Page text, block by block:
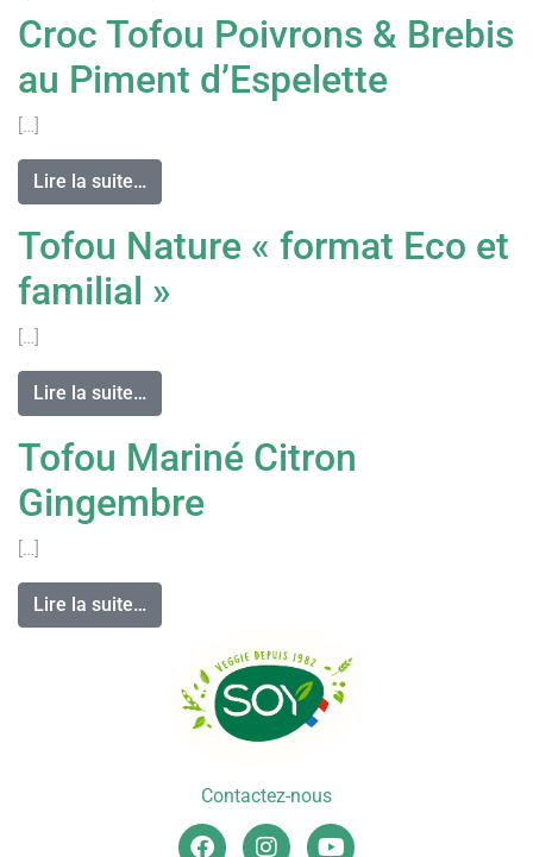
Croc Tofou Poivrons & Brebis
au Piment d’Espelette
[…]
Lire la suite…
Tofou Nature « format Eco et
familial »
[…]
Lire la suite…
Tofou Mariné Citron
Gingembre
[…]
Lire la suite…
Contactez-nous